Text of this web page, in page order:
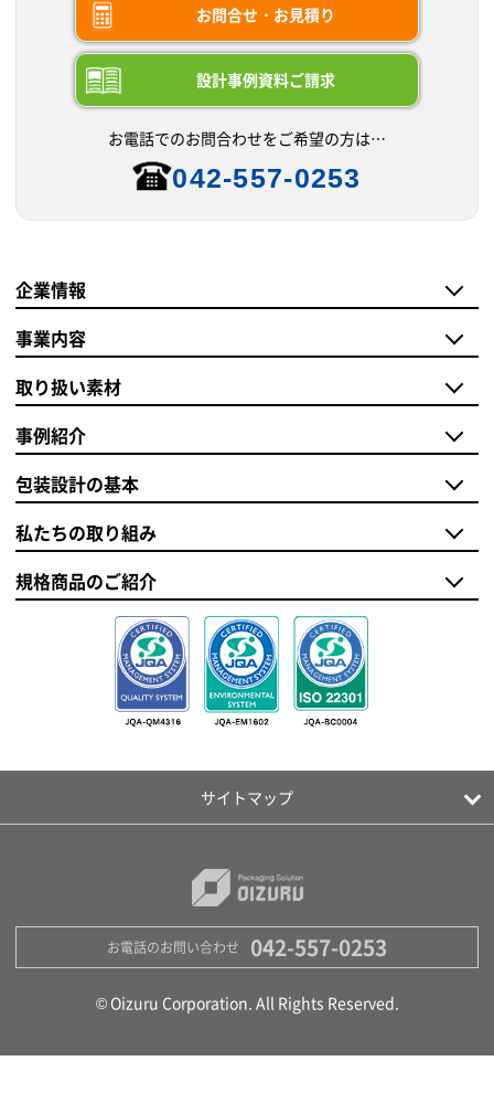
お問合せ・お見積り
設計事例資料ご請求
お電話でのお問合わせをご希望の方は…
042-557-0253
企業情報
事業内容
取り扱い素材
事例紹介
包装設計の基本
私たちの取り組み
規格商品のご紹介
サイトマップ
お電話のお問い合わせ 042-557-0253
© Oizuru Corporation. All Rights Reserved.